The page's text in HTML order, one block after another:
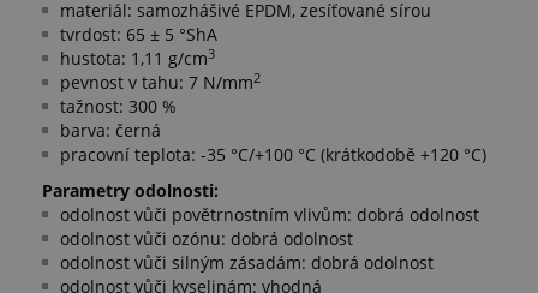
materiál: samozhášivé EPDM, zesíťované sírou
tvrdost: 65 ± 5 °ShA
hustota: 1,11 g/cm3
pevnost v tahu: 7 N/mm2
tažnost: 300 %
barva: černá
pracovní teplota: -35 °C/+100 °C (krátkodobě +120 °C)
Parametry odolnosti:
odolnost vůči povětrnostním vlivům: dobrá odolnost
odolnost vůči ozónu: dobrá odolnost
odolnost vůči silným zásadám: dobrá odolnost
odolnost vůči kyselinám: vhodná